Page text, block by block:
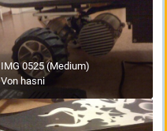
IMG 0525 (Medium)
Vonhasni